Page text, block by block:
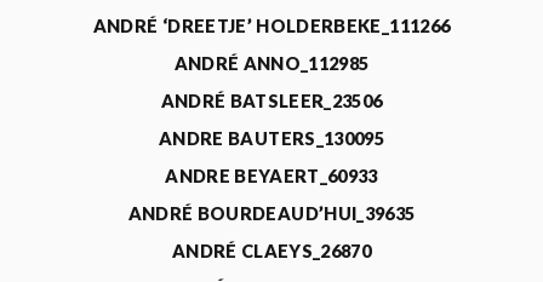
ANDRÉ ‘DREETJE’ HOLDERBEKE_111266
ANDRÉ ANNO_112985
ANDRÉ BATSLEER_23506
ANDRE BAUTERS_130095
ANDRE BEYAERT_60933
ANDRÉ BOURDEAUD’HUI_39635
ANDRÉ CLAEYS_26870